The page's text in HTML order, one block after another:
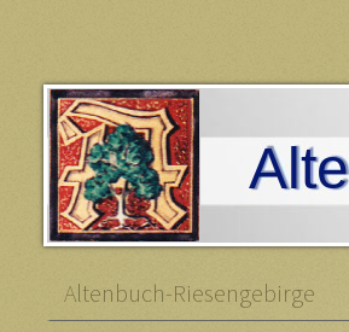
Altenbuch-Riesengebirge